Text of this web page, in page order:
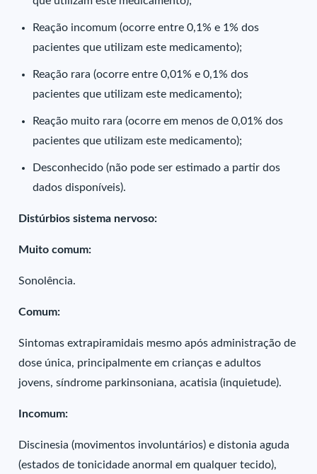
Reação incomum (ocorre entre 0,1% e 1% dos
pacientes que utilizam este medicamento);
Reação rara (ocorre entre 0,01% e 0,1% dos
pacientes que utilizam este medicamento);
Reação muito rara (ocorre em menos de 0,01% dos
pacientes que utilizam este medicamento);
Desconhecido (não pode ser estimado a partir dos
dados disponíveis).
Distúrbios sistema nervoso:
Muito comum:
Sonolência.
Comum:
Sintomas extrapiramidais mesmo após administração de
dose única, principalmente em crianças e adultos
jovens, síndrome parkinsoniana, acatisia (inquietude).
Incomum:
Discinesia (movimentos involuntários) e distonia aguda
(estados de tonicidade anormal em qualquer tecido),